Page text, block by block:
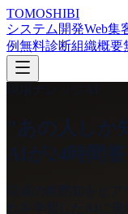
TOMOSHIBI
システム開発Web集
例無料診断組織概要
現場ナレッジAI
"あの人しか
AIが24時間答